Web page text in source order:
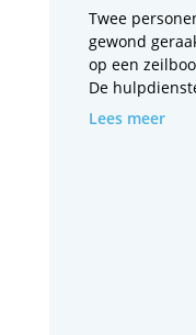
Twee
gewond
op een
De
Lees meer